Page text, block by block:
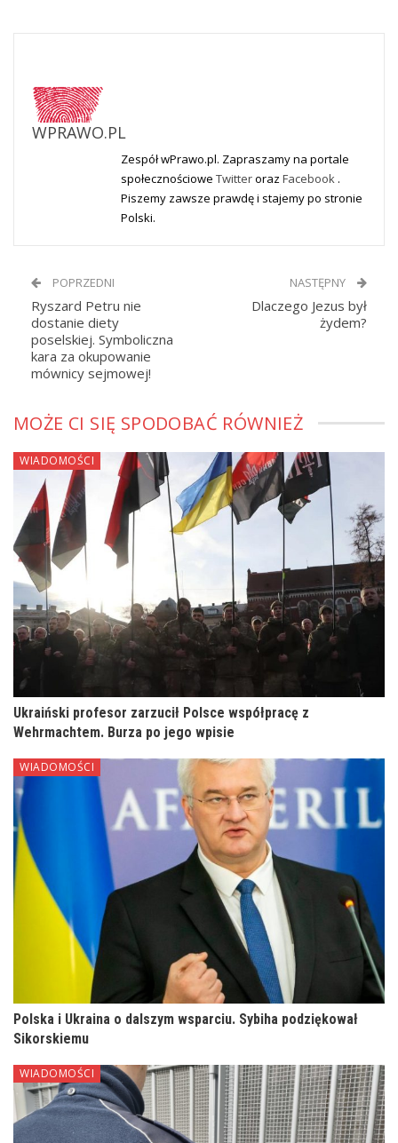
WPRAWO.PL
Zespół wPrawo.pl. Zapraszamy na portale
społecznościowe Twitteroraz Facebook .
Piszemy zawsze prawdę i stajemy po stronie
Polski.
POPRZEDNI
Ryszard Petru nie
dostanie diety
poselskiej. Symboliczna
kara za okupowanie
mównicy sejmowej!
NASTĘPNY
Dlaczego Jezus był
żydem?
MOŻE CI SIĘ SPODOBAĆ RÓWNIEŻ
WIADOMOŚCI
Ukraiński profesor zarzucił Polsce współpracę z
Wehrmachtem. Burza po jego wpisie
WIADOMOŚCI
Polska i Ukraina o dalszym wsparciu. Sybiha podziękował
Sikorskiemu
WIADOMOŚCI